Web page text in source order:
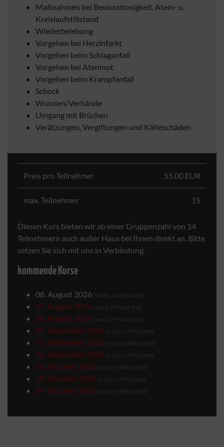
Maßnahmen bei Bewusstlosigkeit, Atem- u.
Kreislaufstillstand
Wiederbelebung
Vorgehen bei Herzinfarkt
Vorgehen beim Schlaganfall
Vorgehen bei Atemnot
Vorgehen beim Krampfanfall
Schock
Wunden/Verbände
Umgang mit Brüchen
Verätzungen, Vergiftungen und Kälteschäden
Preis pro Teilnehmer 55,00 EUR
max. Teilnehmer 15
Diesen Kurs bieten wir ab einer Gruppenzahl von 14
Teilnehmern auch außer Haus bei Ihnen direkt an. Bitte
setzen Sie sich mit uns in Verbindung.
kommende Kurse
08. August 2026 (leider ausgebucht)
15. August 2026 (noch 6 Plätze frei)
28. August 2026 (noch 7 Plätze frei)
05. September 2026 (noch 7 Plätze frei)
11. September 2026 (noch 8 Plätze frei)
26. September 2026 (noch 9 Plätze frei)
10. Oktober 2026 (noch 9 Plätze frei)
19. Oktober 2026 (noch 3 Plätze frei)
24. Oktober 2026 (noch 9 Plätze frei)